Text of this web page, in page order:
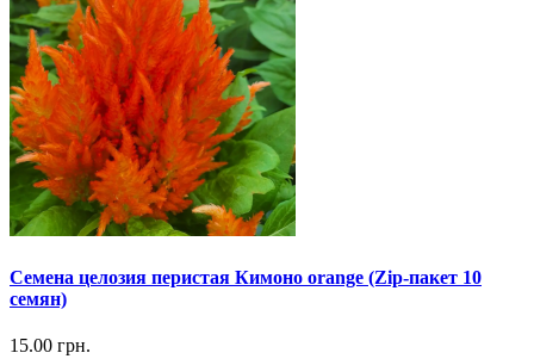
Семена целозия перистая Кимоно orange (Zip-пакет 10
семян)
15.00 грн.